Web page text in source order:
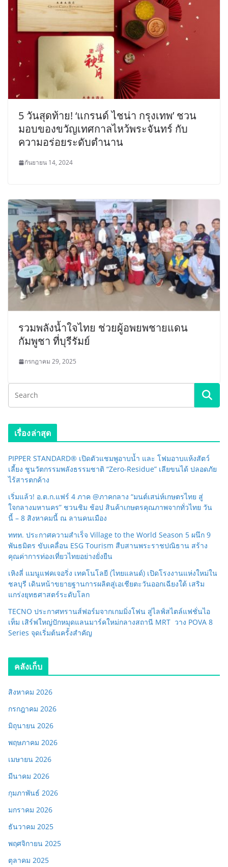
5 วันสุดท้าย! ‘แกรนด์ ไชน่า กรุงเทพ’ ชวน
มอบของขวัญเทศกาลไหว้พระจันทร์ กับ
ความอร่อยระดับตำนาน
กันยายน 14, 2024
รวมพลังน้ำใจไทย ช่วยผู้อพยพชายแดน
กัมพูชา ที่บุรีรัมย์
กรกฎาคม 29, 2025
เรื่องล่าสุด
PIPPER STANDARD® เปิดตัวแชมพูอาบน้ำ และ โฟมอาบแห้งสัตว์
เลี้ยง ชูนวัตกรรมพลังธรรมชาติ “Zero-Residue” เลียขนได้ ปลอดภัย
ไร้สารตกค้าง
เริ่มแล้ว! อ.ต.ก.แฟร์ 4 ภาค @ภาคกลาง “มนต์เสน่ห์เกษตรไทย สู่
ใจกลางมหานคร” ชวนชิม ช้อป สินค้าเกษตรคุณภาพจากทั่วไทย วัน
นี้ – 8 สิงหาคมนี้ ณ ลานคนเมือง
ททท. ประกาศความสำเร็จ Village to the World Season 5 ผนึก 9
พันธมิตร ขับเคลื่อน ESG Tourism สืบสานพระราชปณิธาน สร้าง
คุณค่าการท่องเที่ยวไทยอย่างยั่งยืน
เหิงลี่ แมนูแฟคเจอริ่ง เทคโนโลยี (ไทยแลนด์) เปิดโรงงานแห่งใหม่ใน
ชลบุรี เดินหน้าขยายฐานการผลิตสู่เอเชียตะวันออกเฉียงใต้ เสริม
แกร่งยุทธศาสตร์ระดับโลก
TECNO ประกาศทรานส์ฟอร์มจากเกมมิ่งโฟน สู่ไลฟ์สไตล์แฟชั่นไอ
เท็ม เสิร์ฟใหญ่ปักหมุดแลนมาร์คใหม่กลางสถานี MRT วาง POVA 8
Series จุดเริ่มต้นครั้งสำคัญ
คลังเก็บ
สิงหาคม 2026
กรกฎาคม 2026
มิถุนายน 2026
พฤษภาคม 2026
เมษายน 2026
มีนาคม 2026
กุมภาพันธ์ 2026
มกราคม 2026
ธันวาคม 2025
พฤศจิกายน 2025
ตุลาคม 2025